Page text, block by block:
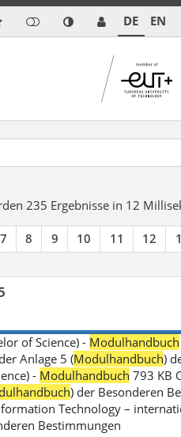
DE EN
235 Ergebnisse in 12
7 8 9 10 11 12
of Science) - Modulhandbuch
Anlage 5 (Modulhandbuch)
- Modulhandbuch 793 KB
) der Besonderen
Technology –
Bestimmungen